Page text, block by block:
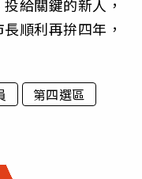
給關鍵的新人，
順利再拚四年，
第四選區